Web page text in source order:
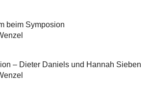
beim Symposion
– Dieter Daniels und Hannah Sieben